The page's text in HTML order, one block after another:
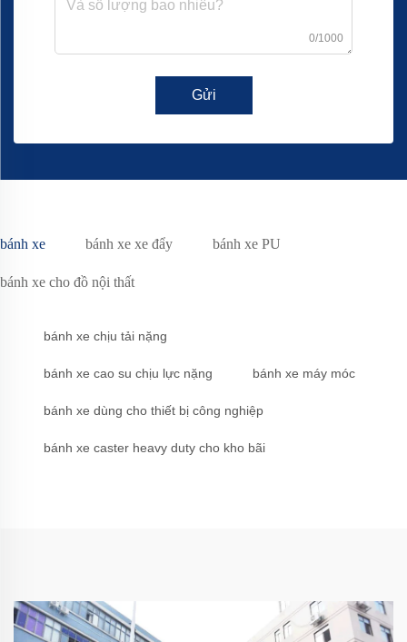
0/1000
Gửi
bánh xe bánh xe xe đẩy bánh xe PU
bánh xe cho đồ nội thất
bánh xe chịu tải nặng
bánh xe cao su chịu lực nặng bánh xe máy móc
bánh xe dùng cho thiết bị công nghiệp
bánh xe caster heavy duty cho kho bãi